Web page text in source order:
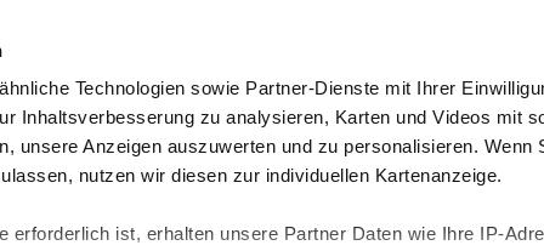
Technologien sowie Partner-Dienste mit Ihrer
Inhaltsverbesserung zu analysieren, Karten und Videos mit
unsere Anzeigen auszuwerten und zu personalisieren. Wenn
nutzen wir diesen zur individuellen Kartenanzeige.
erforderlich ist, erhalten unsere Partner Daten wie Ihre IP-
& Angebote Presse & Themen Jobs & Karriere